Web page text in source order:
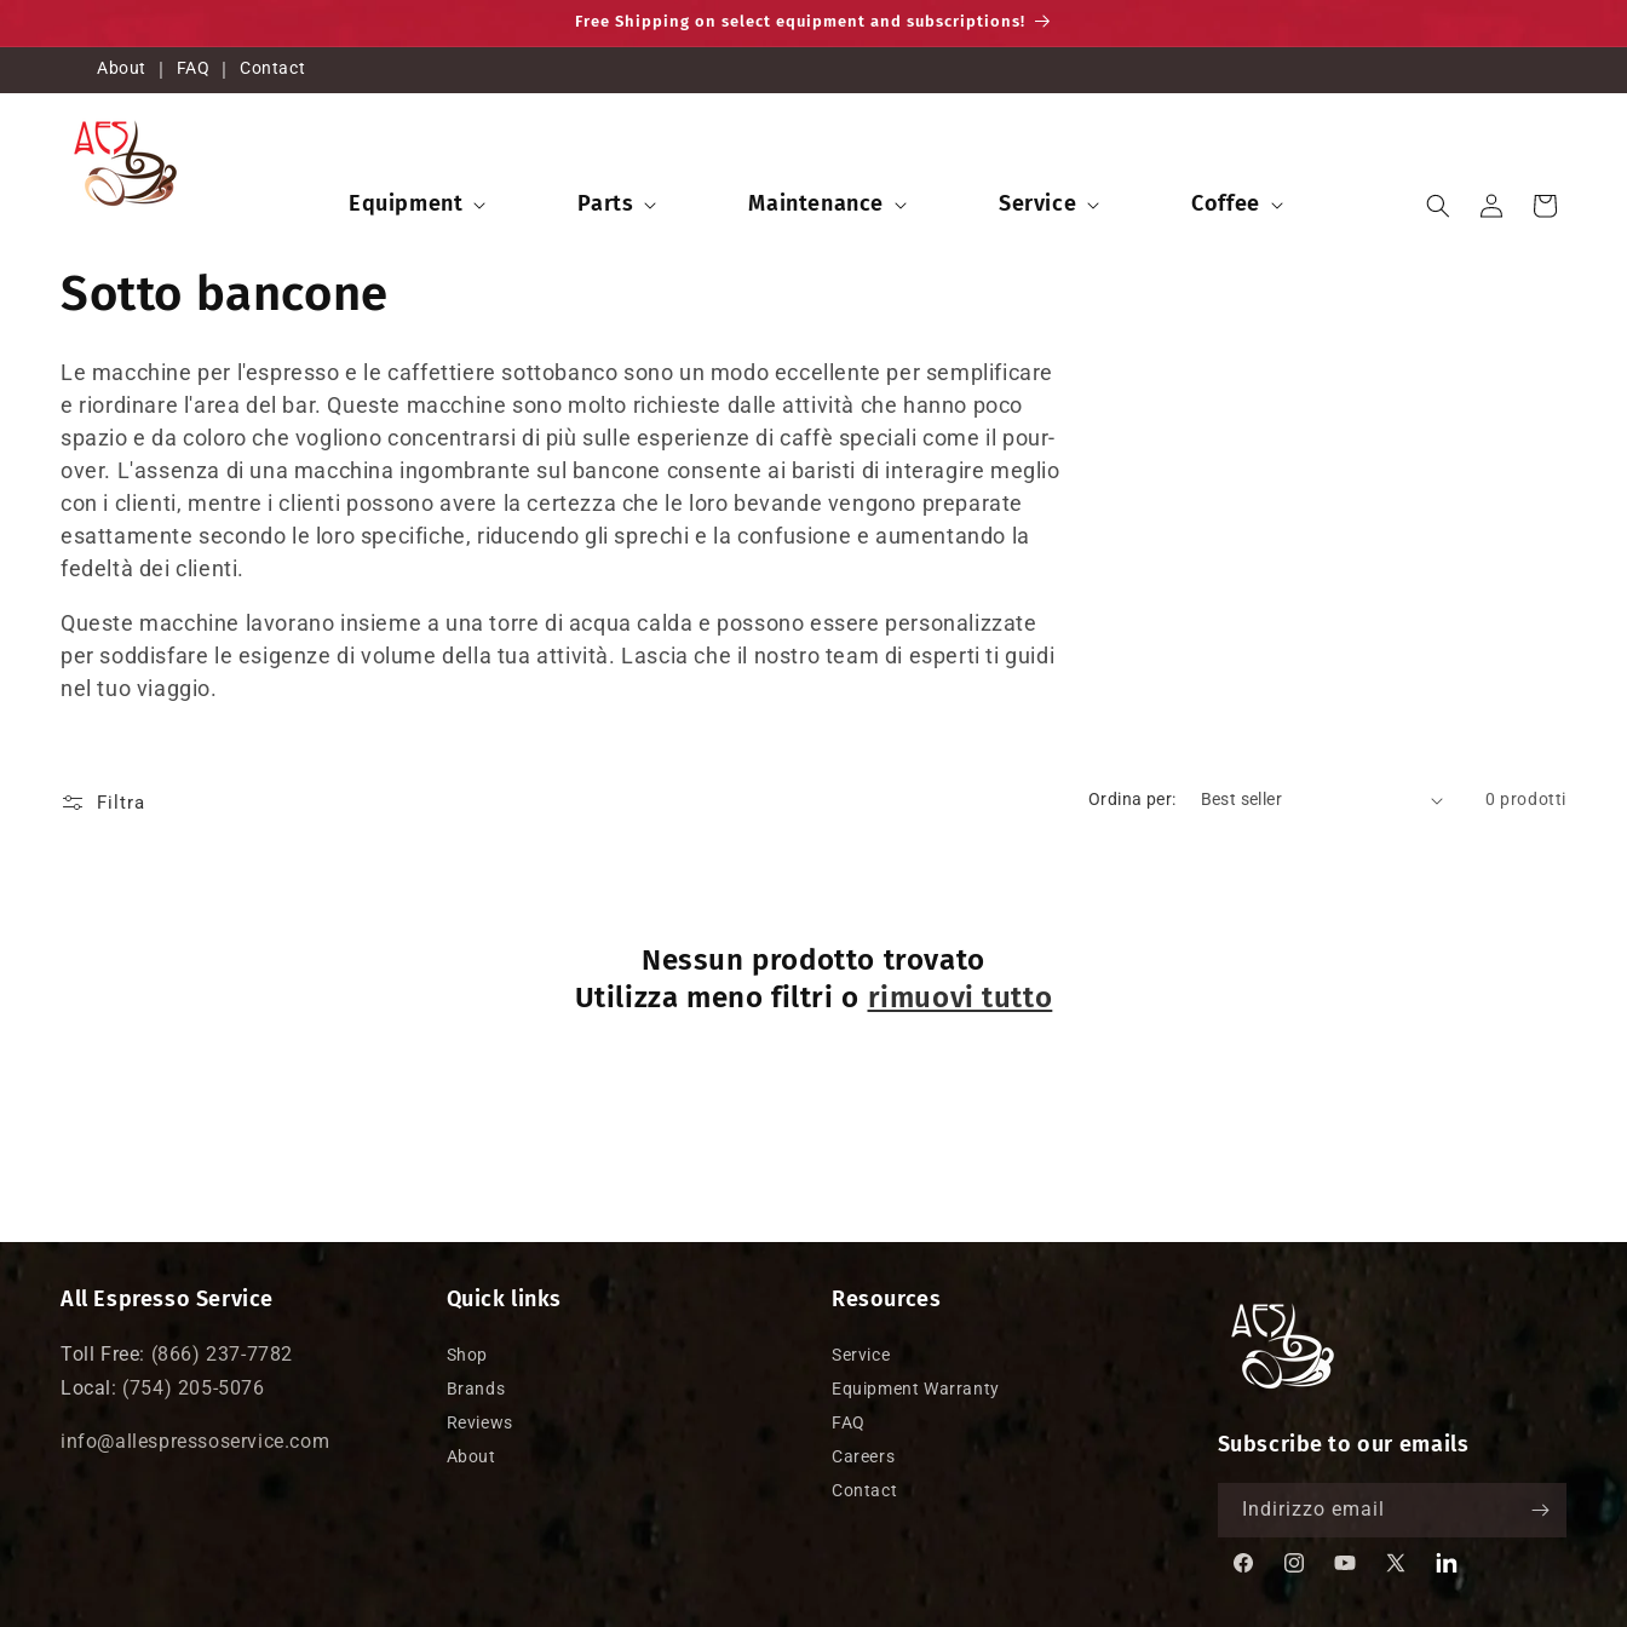
ai contenuti
Free Shipping on select equipment and subscriptions!
About | FAQ | Contact
Equipment Parts Maintenance Service Coffee Accedi Carrello
C
o
l
l
e
z
i
n
Sotto bancone
Le macchine per l'espresso e le caffettiere sottobanco sono un modo eccellente per semplificare
e riordinare l'area del bar. Queste macchine sono molto richieste dalle attività che hanno poco
spazio e da coloro che vogliono concentrarsi di più sulle esperienze di caffè speciali come il pour-
over. L'assenza di una macchina ingombrante sul bancone consente ai baristi di interagire meglio
con i clienti, mentre i clienti possono avere la certezza che le loro bevande vengono preparate
esattamente secondo le loro specifiche, riducendo gli sprechi e la confusione e aumentando la
fedeltà dei clienti.
Queste macchine lavorano insieme a una torre di acqua calda e possono essere personalizzate
per soddisfare le esigenze di volume della tua attività. Lascia che il nostro team di esperti ti guidi
nel tuo viaggio.
Filtra Ordina per: 0 prodotti
Nessun prodotto trovato
Utilizza meno filtri o rimuovi tutto
All Espresso Service
Toll Free: (866) 237-7782
Local: (754) 205-5076
info@allespressoservice.com
Quick links
Shop
Brands
Reviews
About
Resources
Service
Equipment Warranty
FAQ
Careers
Contact
Subscribe to our emails
Indirizzo email
FacebookInstagram
YouTube
(Twitter)
Translation
missing: